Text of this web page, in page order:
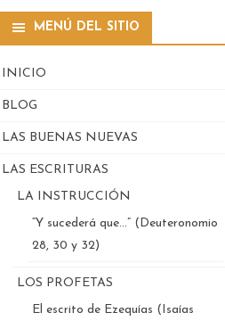
MENÚ DEL SITIO
INICIO
BLOG
LAS BUENAS NUEVAS
LAS ESCRITURAS
LA INSTRUCCIÓN
“Y sucederá que…” (Deuteronomio
28, 30 y 32)
LOS PROFETAS
El escrito de Ezequías (Isaías